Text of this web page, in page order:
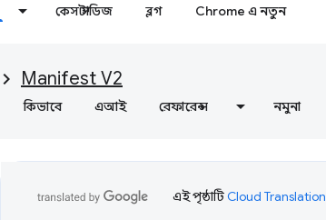
কেস স্টাডিজ ব্লগ Chrome এ নতুন
Manifest V2
কিভাবে এআই রেফারেন্স নমুনা
এই পৃষ্ঠাটিCloud Translation